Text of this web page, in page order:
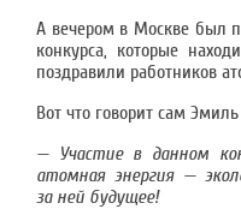
А вечером в Москве был
конкурса, которые
поздравили работников
Вот что говорит сам
— Участие в данном
атомная энергия —
за ней будущее!